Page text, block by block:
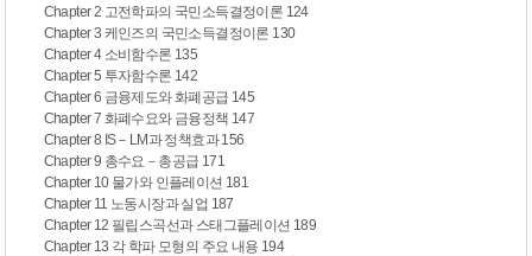
Chapter 2 고전학파의 국민소득결정이론 124
Chapter 3 케인즈의 국민소득결정이론 130
Chapter 4 소비함수론 135
Chapter 5 투자함수론 142
Chapter 6 금융제도와 화폐공급 145
Chapter 7 화폐수요와 금융정책 147
Chapter 8 IS－LM과 정책효과 156
Chapter 9 총수요－총공급 171
Chapter 10 물가와 인플레이션 181
Chapter 11 노동시장과 실업 187
Chapter 12 필립스곡선과 스태그플레이션 189
Chapter 13 각 학파 모형의 주요 내용 194